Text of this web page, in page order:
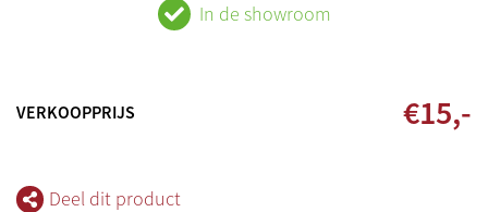
In de showroom
VERKOOPPRIJS €15,-
Deel dit product